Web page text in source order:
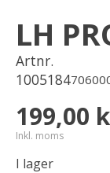
LH
Artnr.
1005184
199,00
Inkl. moms
I lager